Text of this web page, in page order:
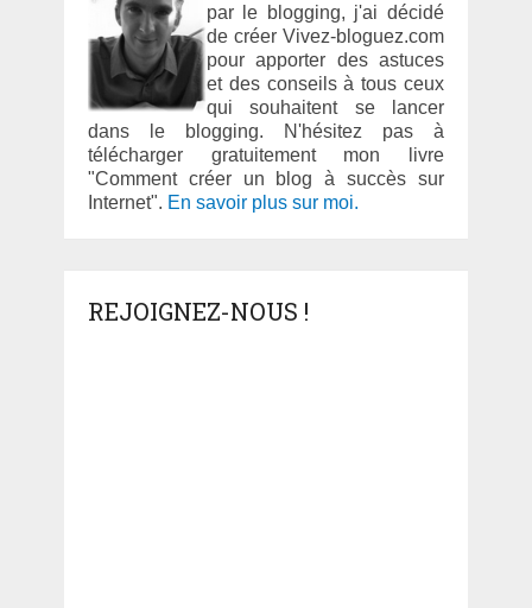
par le blogging, j'ai décidé
de créer Vivez-bloguez.com
pour apporter des astuces
et des conseils à tous ceux
qui souhaitent se lancer
dans le blogging. N'hésitez pas à
télécharger gratuitement mon livre
"Comment créer un blog à succès sur
Internet". En savoir plus sur moi.
REJOIGNEZ-NOUS !